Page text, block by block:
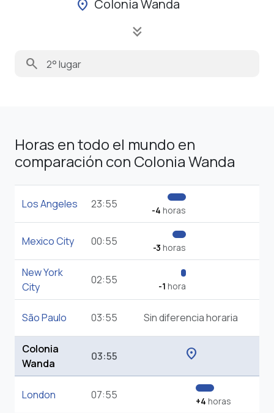
location_on Colonia Wanda
keyboard_double_arrow_down
search
Horas en todo el mundo en
comparación con Colonia Wanda
Los Angeles 23:55 -4 horas
Mexico City 00:55 -3 horas
New York
City
02:55 -1 hora
São Paulo 03:55 Sin diferencia horaria
Colonia
Wanda
03:55 location_on
London 07:55 +4 horas